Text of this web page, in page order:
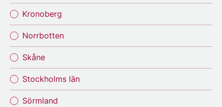
Kronoberg
Norrbotten
Skåne
Stockholms län
Sörmland